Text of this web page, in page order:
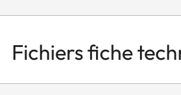
Fichiers fiche